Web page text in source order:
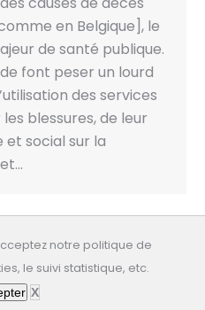
notre politique de
le suivi statistique, etc.
X
en Belgique], le
de santé publique.
font peser un lourd
des services
blessures, de leur
social sur la
educasante.org
jour: 10/08/2026